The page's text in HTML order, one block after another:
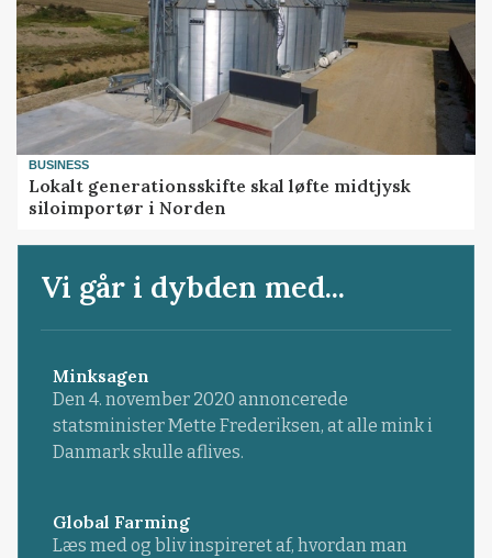
BUSINESS
Lokalt generationsskifte skal løfte midtjysk
siloimportør i Norden
Vi går i dybden med...
Minksagen
Den 4. november 2020 annoncerede
statsminister Mette Frederiksen, at alle mink i
Danmark skulle aflives.
Global Farming
Læs med og bliv inspireret af, hvordan man